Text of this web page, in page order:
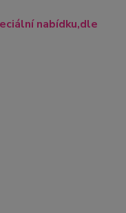
nabídku,dle